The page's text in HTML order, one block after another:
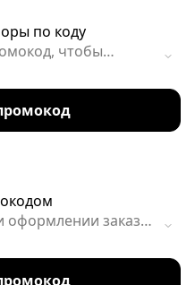
по коду
чтобы
досрочно.
оформлении заказа,
боксы.
по времени.